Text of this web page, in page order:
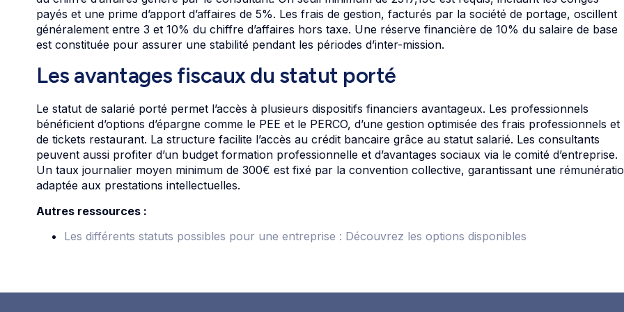
payés et une prime d’apport d’affaires de 5%. Les frais de gestion, facturés par la société de portage, oscillent
généralement entre 3 et 10% du chiffre d’affaires hors taxe. Une réserve financière de 10% du salaire de base
est constituée pour assurer une stabilité pendant les périodes d’inter-mission.
Les avantages fiscaux du statut porté
Le statut de salarié porté permet l’accès à plusieurs dispositifs financiers avantageux. Les professionnels
bénéficient d’options d’épargne comme le PEE et le PERCO, d’une gestion optimisée des frais professionnels et
de tickets restaurant. La structure facilite l’accès au crédit bancaire grâce au statut salarié. Les consultants
peuvent aussi profiter d’un budget formation professionnelle et d’avantages sociaux via le comité d’entreprise.
Un taux journalier moyen minimum de 300€ est fixé par la convention collective, garantissant une
adaptée aux prestations intellectuelles.
Autres ressources :
Les différents statuts possibles pour une entreprise : Découvrez les options disponibles